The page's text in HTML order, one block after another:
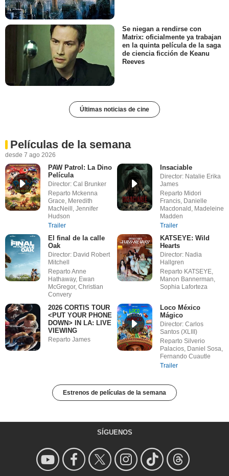
Se niegan a rendirse con
Matrix: oficialmente ya trabajan
en la quinta película de la saga
de ciencia ficción de Keanu
Reeves
Últimas noticias de cine
Películas de la semana
desde 7 ago 2026
PAW Patrol: La Dino
Película
Director: Cal Brunker
Reparto Mckenna
Grace, Meredith
MacNeill, Jennifer
Hudson
Trailer
Insaciable
Director: Natalie Erika
James
Reparto Midori
Francis, Danielle
Macdonald, Madeleine
Madden
Trailer
El final de la calle
Oak
Director: David Robert
Mitchell
Reparto Anne
Hathaway, Ewan
McGregor, Christian
Convery
KATSEYE: Wild
Hearts
Director: Nadia
Hallgren
Reparto KATSEYE,
Manon Bannerman,
Sophia Laforteza
2026 CORTIS TOUR
<PUT YOUR PHONE
DOWN> IN LA: LIVE
VIEWING
Reparto James
Loco México
Mágico
Director: Carlos
Santos (XLIII)
Reparto Silverio
Palacios, Daniel Sosa,
Fernando Cuautle
Trailer
Estrenos de películas de la semana
SÍGUENOS